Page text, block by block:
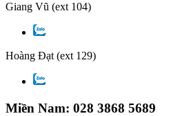
Giang Vũ (ext 104)
Hoàng Đạt (ext 129)
Miền Nam: 028 3868 5689